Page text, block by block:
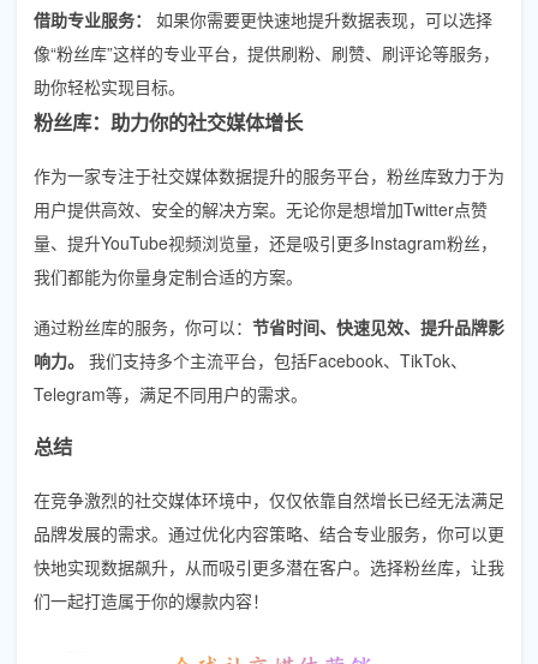
借助专业服务：
如果你需要更快速地提升数据表现，可以选择
像“粉丝库”这样的专业平台，提供刷粉、刷赞、刷评论等服务，
助你轻松实现目标。
粉丝库：助力你的社交媒体增长
作为一家专注于社交媒体数据提升的服务平台，粉丝库致力于为
用户提供高效、安全的解决方案。无论你是想增加Twitter点赞
量、提升YouTube视频浏览量，还是吸引更多Instagram粉丝，
我们都能为你量身定制合适的方案。
通过粉丝库的服务，你可以： 节省时间、快速见效、提升品牌影
响力。 我们支持多个主流平台，包括Facebook、TikTok、
Telegram等，满足不同用户的需求。
总结
在竞争激烈的社交媒体环境中，仅仅依靠自然增长已经无法满足
品牌发展的需求。通过优化内容策略、结合专业服务，你可以更
快地实现数据飙升，从而吸引更多潜在客户。选择粉丝库，让我
们一起打造属于你的爆款内容！